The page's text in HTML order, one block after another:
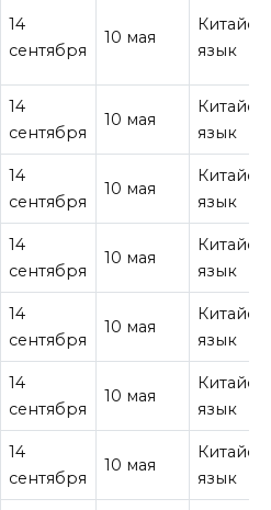
14
сентября
10 мая
язык
14
сентября
10 мая
язык
14
сентября
10 мая
язык
14
сентября
10 мая
язык
14
сентября
10 мая
язык
14
сентября
10 мая
язык
14
сентября
10 мая
язык